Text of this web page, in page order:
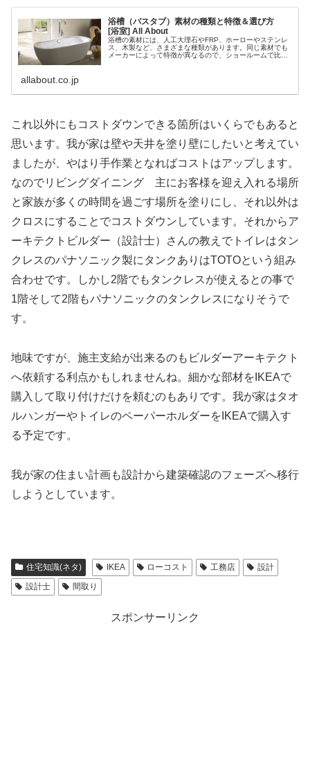
浴槽（バスタブ）素材の種類と特徴＆選び方
[浴室] All About
浴槽の素材には、人工大理石やFRP、ホーローやステンレ
ス、木製など、さまざまな種類があります。同じ素材でも
メーカーによって特徴が異なるので、ショールームで比較
allabout.co.jp
これ以外にもコストダウンできる箇所はいくらでもあると
思います。我が家は壁や天井を塗り壁にしたいと考えてい
ましたが、やはり手作業となればコストはアップします。
なのでリビングダイニング 主にお客様を迎え入れる場所
と家族が多くの時間を過ごす場所を塗りにし、それ以外は
クロスにすることでコストダウンしています。それからア
ーキテクトビルダー（設計士）さんの教えでトイレはタン
クレスのパナソニック製にタンクありはTOTOという組み
合わせです。しかし2階でもタンクレスが使えるとの事で
1階そして2階もパナソニックのタンクレスになりそうで
す。
地味ですが、施主支給が出来るのもビルダーアーキテクト
へ依頼する利点かもしれませんね。細かな部材をIKEAで
購入して取り付けだけを頼むのもありです。我が家はタオ
ルハンガーやトイレのペーパーホルダーをIKEAで購入す
る予定です。
我が家の住まい計画も設計から建築確認のフェーズへ移行
しようとしています。
住宅知識(ネタ) IKEA ローコスト 工務店
設計
設計士
間取り
スポンサーリンク